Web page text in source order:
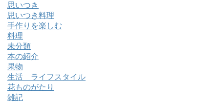
思いつき
思いつき料理
手作りを楽しむ
料理
未分類
本の紹介
果物
生活 ライフスタイル
花ものがたり
雑記